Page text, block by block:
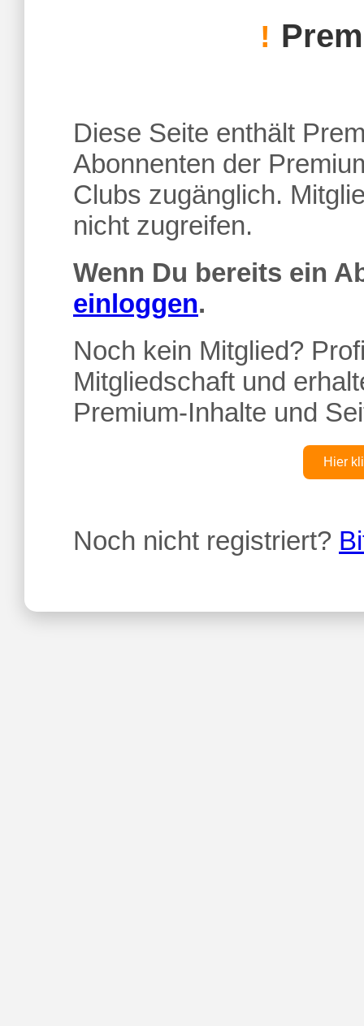
!
Diese Seite enthält
Abonnenten der
Clubs zugänglich.
nicht zugreifen.
Wenn Du bereits ein
einloggen.
Noch kein Mitglied?
Mitgliedschaft und
Premium-Inhalte und
Hier
Noch nicht registriert?